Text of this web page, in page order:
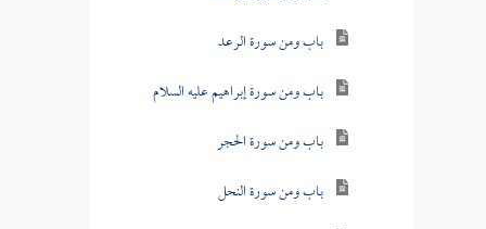
باب ومن سورة الرعد
باب ومن سورة إبراهيم عليه السلام
باب ومن سورة الحجر
باب ومن سورة النحل